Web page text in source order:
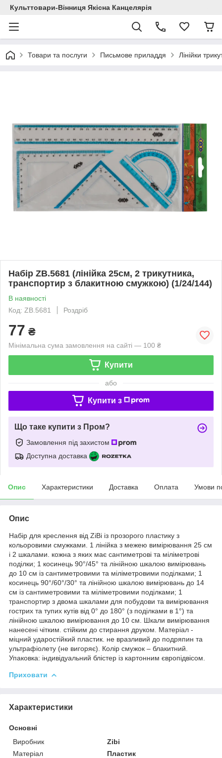
Культтовари-Вінниця Якісна Канцелярія
Товари та послуги Письмове приладдя Лінійки
Набір ZB.5681 (лінійка 25см, 2 трикутника,
транспортир з блакитною смужкою) (1/24/144)
В наявності
Код: ZB.5681
Роздріб
77 ₴
Мінімальна сума замовлення на сайті — 100 ₴
Купити
або
Купити з
Що таке купити з Пром?
Замовлення під захистом
Доступна доставка
Опис Характеристики Доставка Оплата Умови
Опис
Набір для креслення від ZiBi із прозорого пластику з
кольоровими смужками. 1 лінійка з межею вимірювання 25 см
і 2 шкалами. кожна з яких має сантиметрові та міліметрові
поділки; 1 косинець 90°/45° та лінійною шкалою вимірювань
до 10 см із сантиметровими та міліметровими поділками; 1
косинець 90°/60°/30° та лінійною шкалою вимірювань до 14
см із сантиметровими та міліметровими поділками; 1
транспортир з двома шкалами для побудови та вимірювання
гострих та тупих кутів від 0° до 180° (з поділками в 1°) та
лінійною шкалою вимірювання до 10 см. Шкали вимірювання
нанесені чітким. стійким до стирання друком. Матеріал -
міцний ударостійкий пластик. не вразливий до подряпин та
ультрафіолету (не вигоряє). Колір смужок – блакитний.
Упаковка: індивідуальний блістер із картонним європідвісом.
Приховати
Характеристики
Основні
Виробник
Zibi
Матеріал
Пластик